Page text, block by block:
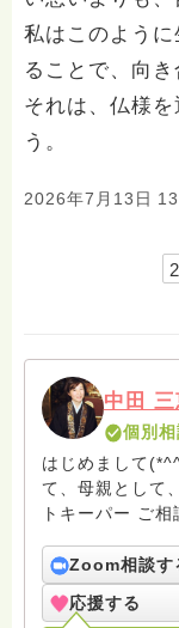
私はこのよう
ることで、向き
それは、仏様
う。
2026年7月13日
中田 三
個別
はじめまして
て、母親として、
トキーパー ご
ターミナルケア
死、産前産後う
PTSD、傾聴ト
Zoom相談す
応援する